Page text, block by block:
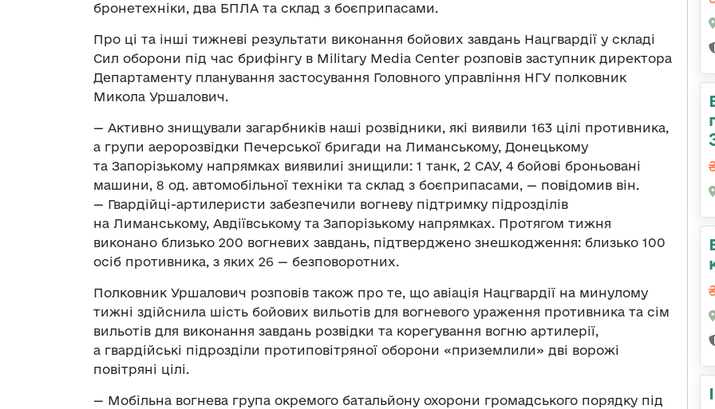
бронетехніки, два БПЛА та склад з боєприпасами.
Про ці та інші тижневі результати виконання бойових завдань Нацгвардії у складі
Сил оборони під час брифінгу в Military Media Center розповів заступник директора
Департаменту планування застосування Головного управління НГУ полковник
Микола Уршалович.
— Активно знищували загарбників наші розвідники, які виявили 163 цілі противника,
а групи аеророзвідки Печерської бригади на Лиманському, Донецькому
та Запорізькому напрямках виявилиі знищили: 1 танк, 2 САУ, 4 бойові броньовані
машини, 8 од. автомобільної техніки та склад з боєприпасами, — повідомив він.
— Гвардійці-артилеристи забезпечили вогневу підтримку підрозділів
на Лиманському, Авдіївському та Запорізькому напрямках. Протягом тижня
виконано близько 200 вогневих завдань, підтверджено знешкодження: близько 100
осіб противника, з яких 26 — безповоротних.
Полковник Уршалович розповів також про те, що авіація Нацгвардії на минулому
тижні здійснила шість бойових вильотів для вогневого ураження противника та сім
вильотів для виконання завдань розвідки та корегування вогню артилерії,
а гвардійські підрозділи протиповітряної оборони «приземлили» дві ворожі
повітряні цілі.
— Мобільна вогнева група окремого батальйону охорони громадського порядку під